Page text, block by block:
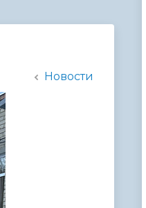
Новости